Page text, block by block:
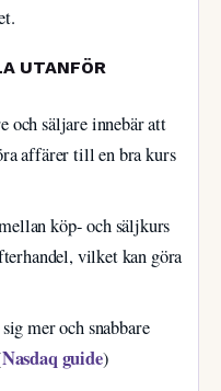
UTANFÖR
och säljare innebär att
affärer till en bra kurs
köp- och säljkurs
vilket kan göra
mer och snabbare
Nasdaq guide)